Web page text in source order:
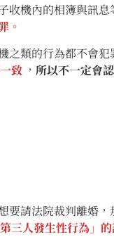
機內的相簿與訊息
。
的行為都不會犯
致 ， 所以不一定會
請法院裁判離婚
三人發生性行為」